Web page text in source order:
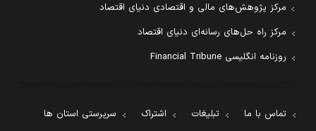
مرکز پژوهش‌های مالی و اقتصادی دنیای اقتصاد
مرکز راه حل‌های رسانه‌ای دنیای اقتصاد
روزنامه انگلیسی Financial Tribune
تماس با ما تبلیغات اشتراک
سرپرستی استان ها